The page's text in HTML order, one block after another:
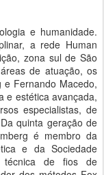
e humanidade.
a rede Human
zona sul de São
de atuação, os
e Fernando Macedo,
e estética avançada,
especialistas, de
quinta geração de
é membro da
e da Sociedade
técnica de fios de